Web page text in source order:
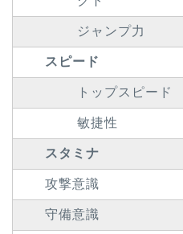
ジャンプ力
スピード
トップスピード
敏捷性
スタミナ
攻撃意識
守備意識